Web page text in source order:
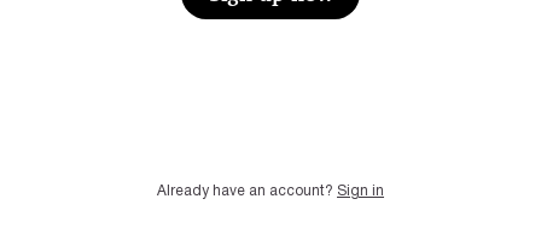
Already have an account? Sign in